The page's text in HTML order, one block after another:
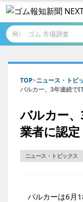
例）
TOP>ニュース・トピ
バルカー、3年連続で
バルカー
業者に認定
ニュース・トピックス
バルカーは6月